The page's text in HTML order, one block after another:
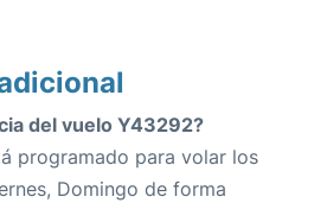
del vuelo Y43292?
programado para volar los
Domingo de forma